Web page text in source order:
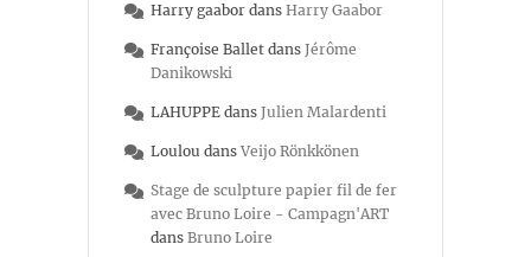
Harry gaabor dans Harry Gaabor
Françoise Ballet dans Jérôme
Danikowski
LAHUPPE dans Julien Malardenti
Loulou dans Veijo Rönkkönen
Stage de sculpture papier fil de fer
avec Bruno Loire - Campagn'ART
dans Bruno Loire